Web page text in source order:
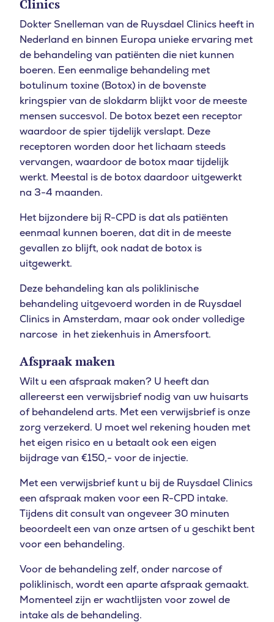
Clinics
Dokter Snelleman van de Ruysdael Clinics heeft in
Nederland en binnen Europa unieke ervaring met
de behandeling van patiënten die niet kunnen
boeren. Een eenmalige behandeling met
botulinum toxine (Botox) in de bovenste
kringspier van de slokdarm blijkt voor de meeste
mensen succesvol. De botox bezet een receptor
waardoor de spier tijdelijk verslapt. Deze
receptoren worden door het lichaam steeds
vervangen, waardoor de botox maar tijdelijk
werkt. Meestal is de botox daardoor uitgewerkt
na 3-4 maanden.
Het bijzondere bij R-CPD is dat als patiënten
eenmaal kunnen boeren, dat dit in de meeste
gevallen zo blijft, ook nadat de botox is
uitgewerkt.
Deze behandeling kan als poliklinische
behandeling uitgevoerd worden in de Ruysdael
Clinics in Amsterdam, maar ook onder volledige
narcose in het ziekenhuis in Amersfoort.
Afspraak maken
Wilt u een afspraak maken? U heeft dan
allereerst een verwijsbrief nodig van uw huisarts
of behandelend arts. Met een verwijsbrief is onze
zorg verzekerd. U moet wel rekening houden met
het eigen risico en u betaalt ook een eigen
bijdrage van €150,- voor de injectie.
Met een verwijsbrief kunt u bij de Ruysdael Clinics
een afspraak maken voor een R-CPD intake.
Tijdens dit consult van ongeveer 30 minuten
beoordeelt een van onze artsen of u geschikt bent
voor een behandeling.
Voor de behandeling zelf, onder narcose of
poliklinisch, wordt een aparte afspraak gemaakt.
Momenteel zijn er wachtlijsten voor zowel de
intake als de behandeling.